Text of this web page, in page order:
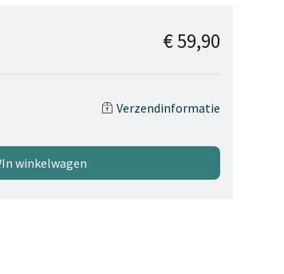
€ 59,90
Verzendinformatie
In winkelwagen